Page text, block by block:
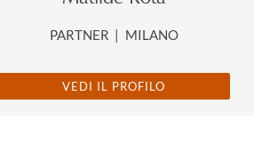
PARTNER | MILANO
VEDI IL PROFILO